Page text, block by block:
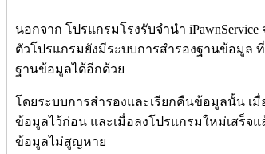
นอกจาก โปรแกรมโรงรับจำนำ
ตัวโปรแกรมยังมีระบบการสำรองฐานข้อมูล
ฐานข้อมูลได้อีกด้วย
โดยระบบการสำรองและเรียกคืนข้อมูลนั้น เมื่
ข้อมูลไว้ก่อน และเมื่อลงโปรแกรมใหม่เสร็จ
ข้อมูลไม่สูญหาย